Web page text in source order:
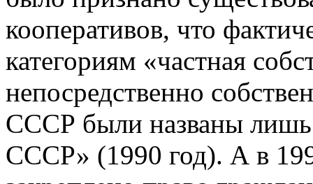
кооперативов, что
категориям «частная
непосредственно
СССР были названы лишь
СССР» (1990 год). А в